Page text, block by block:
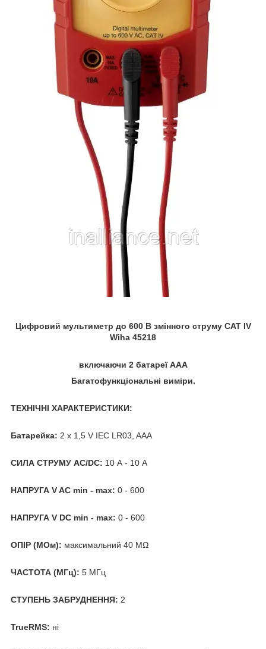
Цифровий мультиметр до 600 В змінного струму CAT IV
Wiha 45218
включаючи 2 батареї ААА
Багатофункціональні виміри.
ТЕХНІЧНІ ХАРАКТЕРИСТИКИ:
Батарейка: 2 x 1,5 V IEC LR03, AAA
СИЛА СТРУМУ АС/DC: 10 А - 10 A
НАПРУГА V AC min - max: 0 - 600
НАПРУГА V DC min - max: 0 - 600
ОПІР (MОм): максимальний 40 MΩ
ЧАСТОТА (МГц): 5 МГц
СТУПЕНЬ ЗАБРУДНЕННЯ: 2
TrueRMS: ні